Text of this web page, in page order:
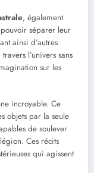
, également
séparer leur
ainsi d’autres
l’univers sans
sur les
incroyable. Ce
objets par la seule
de soulever
Ces récits
qui agissent